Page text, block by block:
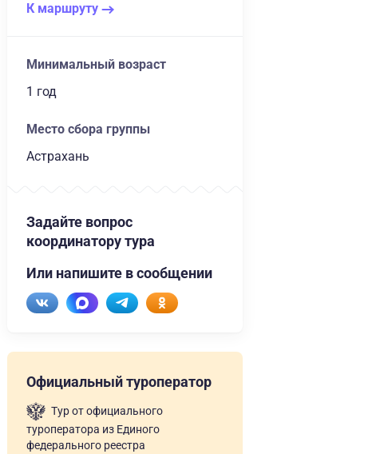
К маршруту
Минимальный возраст
1 год
Место сбора группы
Астрахань
Задайте вопрос
координатору тура
Или напишите в сообщении
Официальный туроператор
Тур от официального
туроператора из Единого
федерального реестра